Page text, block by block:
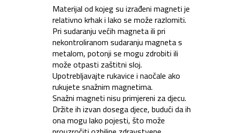
Materijal od kojeg su izrađeni magneti je
relativno krhak i lako se može razlomiti.
Pri sudaranju većih magneta ili pri
nekontroliranom sudaranju magneta s
metalom, potonji se mogu zdrobiti ili
može otpasti zaštitni sloj.
Upotrebljavajte rukavice i naočale ako
rukujete snažnim magnetima.
Snažni magneti nisu primjereni za djecu.
Držite ih izvan dosega djece, budući da ih
ona mogu lako pojesti, što može